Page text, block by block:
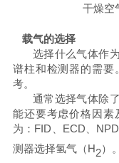
干燥空
载气的选择
选择什么气体作
谱柱和检测器的需要
考。
通常选择气体除
能还要考虑价格因素
为： FID ECD NPD
测器选择氢气（H2）。